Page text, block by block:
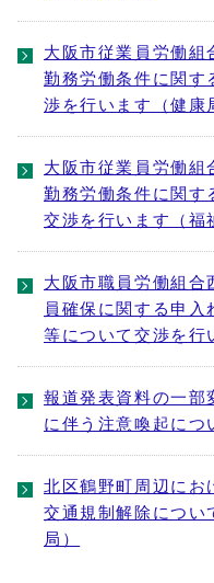
大阪市従業員労働
勤務労働条件に関す
渉を行います（健康
大阪市従業員労働組
勤務労働条件に関す
交渉を行います（福
大阪市職員労働組合
員確保に関する申
等について交渉を行
報道発表資料の一部
に伴う注意喚起につ
北区鶴野町周辺にお
交通規制解除につい
局）